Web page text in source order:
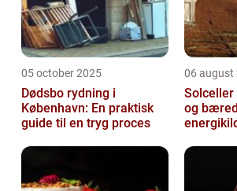
05 october 2025
Dødsbo rydning i
København: En praktisk
guide til en tryg proces
06 august
Solceller
og